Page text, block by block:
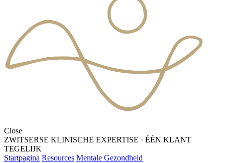
Close
ZWITSERSE KLINISCHE EXPERTISE · ÉÉN KLANT
TEGELIJK
Startpagina Resources Mentale Gezondheid